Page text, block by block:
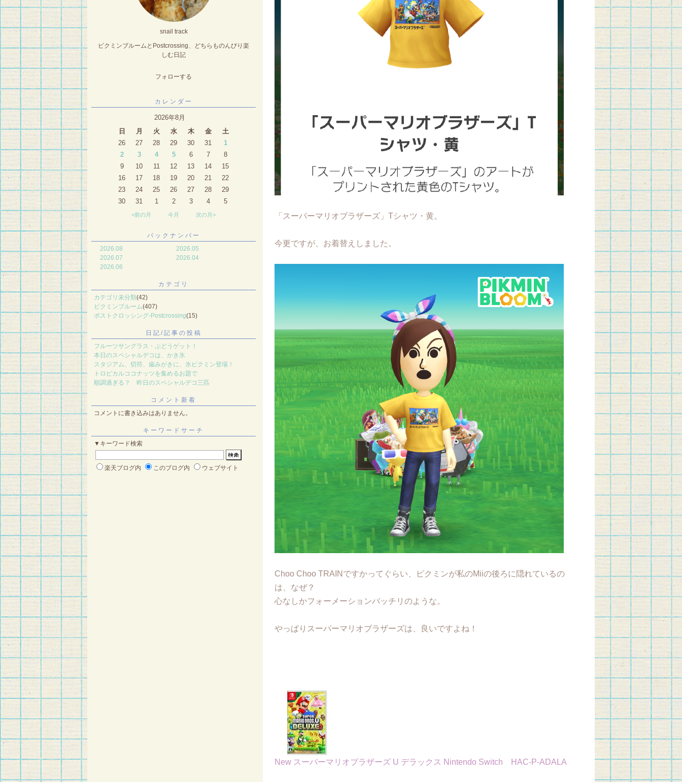
snail track
ピクミンブルームとPostcrossing、どちらものんびり楽
しむ日記
フォローする
カレンダー
2026年8月
日
月 火 水 木 金
土
26
27 28 29 30 31
1
2
3 4 5 6 7
8
9
10 11 12 13 14
15
16
17 18 19 20 21
22
23
24 25 26 27 28
29
30
31 1 2 3 4 5
<前の月 今月 次の月>
バックナンバー
2026.08
2026.07
2026.06
2026.05
2026.04
カテゴリ
カテゴリ未分類(42)
ピクミンブルーム(407)
ポストクロッシング-Postcrossing(15)
日記/記事の投稿
フルーツサングラス・ぶどうゲット！
本日のスペシャルデコは、かき氷
スタジアム、切符、歯みがきに、氷ピクミン登場！
トロピカルココナッツを集めるお題で
順調過ぎる？ 昨日のスペシャルデコ三匹
コメント新着
コメントに書き込みはありません。
キーワードサーチ
▼キーワード検索
楽天ブログ内 このブログ内 ウェブサイト
「スーパーマリオブラザーズ」Tシャツ・黄。
今更ですが、お着替えしました。
Choo Choo TRAINですかってぐらい、ピクミンが私のMiiの後ろに隠れているの
は、なぜ？
心なしかフォーメーションバッチリのような。
やっぱりスーパーマリオブラザーズは、良いですよね！
New スーパーマリオブラザーズ U デラックス Nintendo Switch HAC-P-ADALA